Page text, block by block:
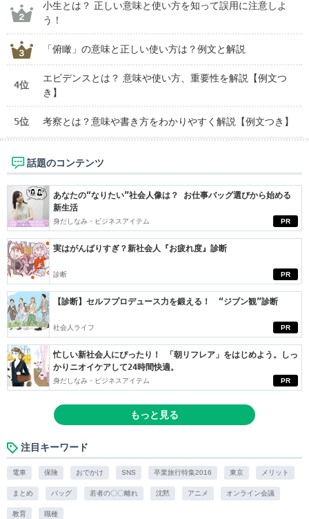
小生とは？ 正しい意味と使い方を知って誤用に注意しよ
う！
「俯瞰」の意味と正しい使い方は？例文と解説
4位
エビデンスとは？ 意味や使い方、重要性を解説【例文つ
き】
5位 考察とは？意味や書き方をわかりやすく解説【例文つき】
話題のコンテンツ
PR
あなたの“なりたい”社会人像は？ お仕事バッグ選びから始める
新生活
身だしなみ・ビジネスアイテム
PR
実はがんばりすぎ？新社会人『お疲れ度』診断
診断
PR
【診断】セルフプロデュース力を鍛える！ “ジブン観”診断
社会人ライフ
PR
忙しい新社会人にぴったり！ 「朝リフレア」をはじめよう。しっ
かりニオイケアして24時間快適。
身だしなみ・ビジネスアイテム
もっと見る
注目キーワード
電車 保険 おでかけ SNS 卒業旅行特集2016 東京 メリット
まとめ バッグ 若者の〇〇離れ 沈黙 アニメ オンライン会議
教育 職種